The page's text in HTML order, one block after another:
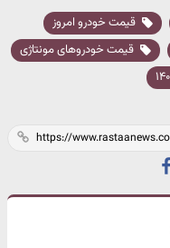
قیمت خودرو امروز
قیمت خودروهای مونتاژی